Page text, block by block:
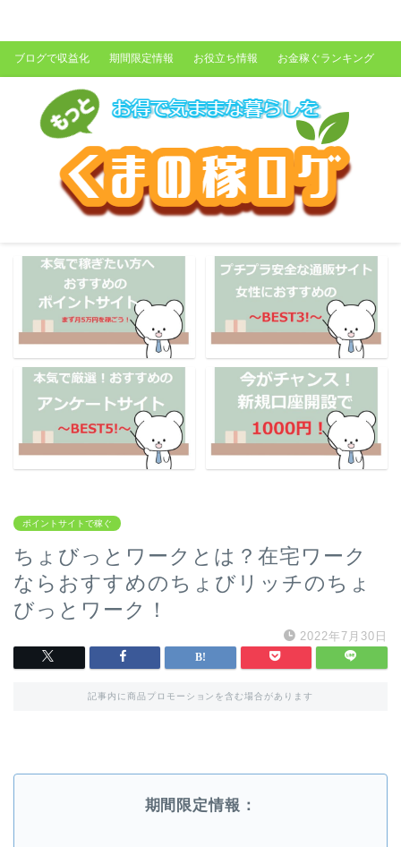
ブログで収益化 期間限定情報 お役立ち情報 お金稼ぐランキング
ポイントサイトで稼ぐ
ちょびっとワークとは？在宅ワーク
ならおすすめのちょびリッチのちょ
びっとワーク！
2022年7月30日
記事内に商品プロモーションを含む場合があります
期間限定情報：